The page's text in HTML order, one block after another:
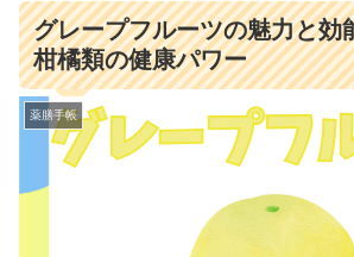
グレープフルーツの魅力と効
柑橘類の健康パワー
薬膳手帳